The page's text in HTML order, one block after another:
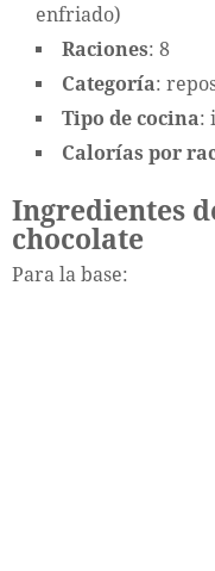
enfriado)
Raciones: 8
Categoría:
Tipo de cocina:
Calorías por
Ingredientes
chocolate
Para la base: